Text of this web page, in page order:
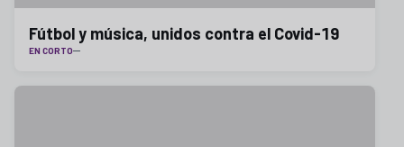
Fútbol y música, unidos contra el Covid-19
EN CORTO